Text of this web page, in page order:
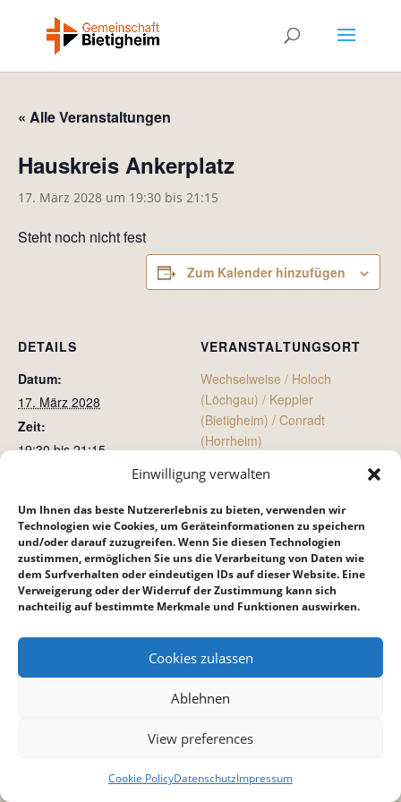
Einwilligung verwalten
Um Ihnen das beste Nutzererlebnis zu bieten, verwenden wir
Technologien wie Cookies, um Geräteinformationen zu speichern
und/oder darauf zuzugreifen. Wenn Sie diesen Technologien
zustimmen, ermöglichen Sie uns die Verarbeitung von Daten wie
dem Surfverhalten oder eindeutigen IDs auf dieser Website. Eine
Verweigerung oder der Widerruf der Zustimmung kann sich
nachteilig auf bestimmte Merkmale und Funktionen auswirken.
Cookies zulassen
Ablehnen
View preferences
Cookie PolicyDatenschutzImpressum
« Alle Veranstaltungen
Hauskreis Ankerplatz
17. März 2028 um 19:30 bis 21:15
Steht noch nicht fest
Zum Kalender hinzufügen
DETAILS
Datum:
17. März 2028
Zeit:
19:30 bis 21:15
VERANSTALTUNGSORT
Wechselweise / Holoch
(Löchgau) / Keppler
(Bietigheim) / Conradt
(Horrheim)